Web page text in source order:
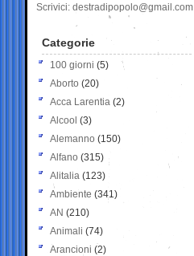
Scrivici: destradipopolo@gmail.com
Categorie
100 giorni (5)
Aborto (20)
Acca Larentia (2)
Alcool (3)
Alemanno (150)
Alfano (315)
Alitalia (123)
Ambiente (341)
AN (210)
Animali (74)
Arancioni (2)